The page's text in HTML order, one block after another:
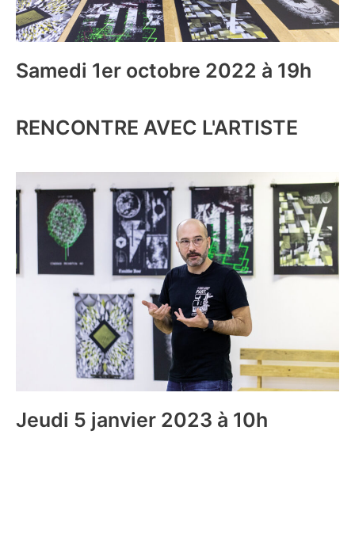
Samedi 1er octobre 2022 à 19h
RENCONTRE AVEC L'ARTISTE
Jeudi 5 janvier 2023 à 10h